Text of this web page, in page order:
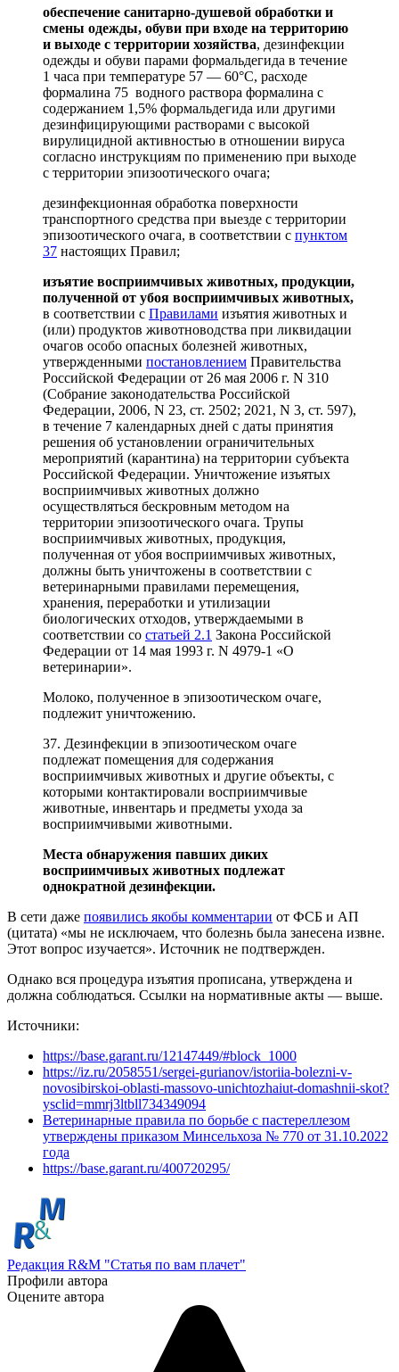
обеспечение санитарно-душевой обработки и
смены одежды, обуви при входе на территорию
и выходе с территории хозяйства, дезинфекции
одежды и обуви парами формальдегида в течение
1 часа при температуре 57 — 60°С, расходе
формалина 75 водного раствора формалина с
содержанием 1,5% формальдегида или другими
дезинфицирующими растворами с высокой
вирулицидной активностью в отношении вируса
согласно инструкциям по применению при выходе
с территории эпизоотического очага;
дезинфекционная обработка поверхности
транспортного средства при выезде с территории
эпизоотического очага, в соответствии с пунктом
37 настоящих Правил;
изъятие восприимчивых животных, продукции,
полученной от убоя восприимчивых животных,
в соответствии с Правилами изъятия животных и
(или) продуктов животноводства при ликвидации
очагов особо опасных болезней животных,
утвержденными постановлением Правительства
Российской Федерации от 26 мая 2006 г. N 310
(Собрание законодательства Российской
Федерации, 2006, N 23, ст. 2502; 2021, N 3, ст. 597),
в течение 7 календарных дней с даты принятия
решения об установлении ограничительных
мероприятий (карантина) на территории субъекта
Российской Федерации. Уничтожение изъятых
восприимчивых животных должно
осуществляться бескровным методом на
территории эпизоотического очага. Трупы
восприимчивых животных, продукция,
полученная от убоя восприимчивых животных,
должны быть уничтожены в соответствии с
ветеринарными правилами перемещения,
хранения, переработки и утилизации
биологических отходов, утверждаемыми в
соответствии со статьей 2.1 Закона Российской
Федерации от 14 мая 1993 г. N 4979-1 «О
ветеринарии».
Молоко, полученное в эпизоотическом очаге,
подлежит уничтожению.
37. Дезинфекции в эпизоотическом очаге
подлежат помещения для содержания
восприимчивых животных и другие объекты, с
которыми контактировали восприимчивые
животные, инвентарь и предметы ухода за
восприимчивыми животными.
Места обнаружения павших диких
восприимчивых животных подлежат
однократной дезинфекции.
В сети даже появились якобы комментарии от ФСБ и АП
(цитата) «мы не исключаем, что болезнь была занесена извне.
Этот вопрос изучается». Источник не подтвержден.
Однако вся процедура изъятия прописана, утверждена и
должна соблюдаться. Ссылки на нормативные акты — выше.
Источники:
https://base.garant.ru/12147449/#block_1000
https://iz.ru/2058551/sergei-gurianov/istoriia-bolezni-v-
novosibirskoi-oblasti-massovo-unichtozhaiut-domashnii-skot?
ysclid=mmrj3ltbll734349094
Ветеринарные правила по борьбе с пастереллезом
утверждены приказом Минсельхоза № 770 от 31.10.2022
года
https://base.garant.ru/400720295/
Редакция R&M "Статья по вам плачет"
Профили автора
Оцените автора